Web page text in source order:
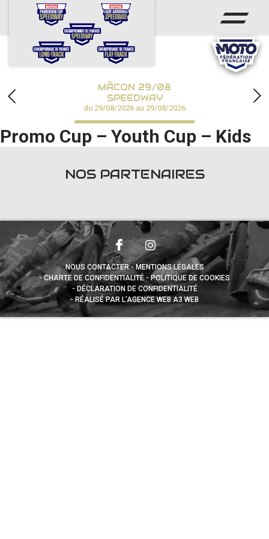
ACCUEIL
CALENDRIER
CHAMPIONNATS
RÉSULTATS
SPEEDWAY ACADÉMIE
PHOTOS / VIDÉOS
MÂCON 29/08
SPEEDWAY
du 29/08/2026 au 29/08/2026
Promo Cup – Youth Cup – Kids
NOS PARTENAIRES
NOUS CONTACTER
MENTIONS LÉGALES
CHARTE DE CONFIDENTIALITÉ
POLITIQUE DE COOKIES
DÉCLARATION DE CONFIDENTIALITÉ
RÉALISÉ PAR L’AGENCE WEB A3 WEB